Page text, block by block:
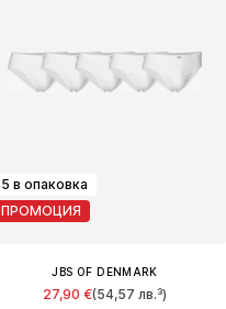
5 в опаковка
ПРОМОЦИЯ
JBS OF DENMARK
27,90 €(54,57 лв.³)